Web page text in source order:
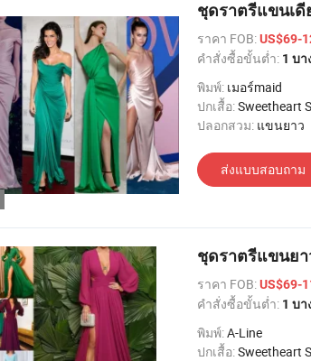
ชุดราตรีแขนเดี
ราคา FOB:US$69-
คำสั่งซื้อขั้นต่ำ: 1 บ
พิมพ์: เมอร์maid
ปกเสื้อ:Sweetheart
ปลอกสวม: แขนยาว
ส่งแบบสอบถาม
ชุดราตรีแขนยา
ราคา FOB:US$69-
คำสั่งซื้อขั้นต่ำ: 1 บ
พิมพ์:A-Line
ปกเสื้อ:Sweetheart